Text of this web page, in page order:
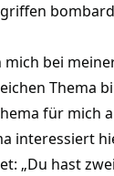
mich bei
Thema
für mich
interessiert
„Du hast